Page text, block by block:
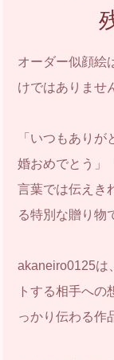
オーダー似顔絵
けではありませ
「いつもあり
婚おめでとう
言葉では伝えき
る特別な贈り物
akaneiro0125は
トする相手への
っかり伝わる作